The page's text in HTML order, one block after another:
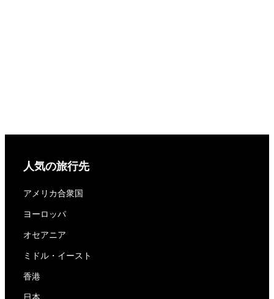
人気の旅行先
アメリカ合衆国
ヨーロッパ
オセアニア
ミドル・イースト
香港